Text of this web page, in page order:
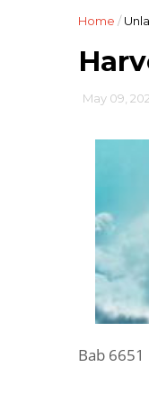
Home /
May 09,
Bab 6651